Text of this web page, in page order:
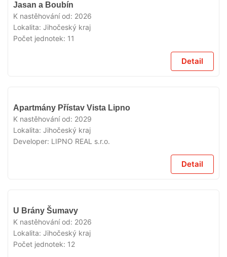
Jasan a Boubín
K nastěhování od: 2026
Lokalita: Jihočeský kraj
Počet jednotek: 11
Detail
Apartmány Přístav Vista Lipno
K nastěhování od: 2029
Lokalita: Jihočeský kraj
Developer: LIPNO REAL s.r.o.
Detail
U Brány Šumavy
K nastěhování od: 2026
Lokalita: Jihočeský kraj
Počet jednotek: 12